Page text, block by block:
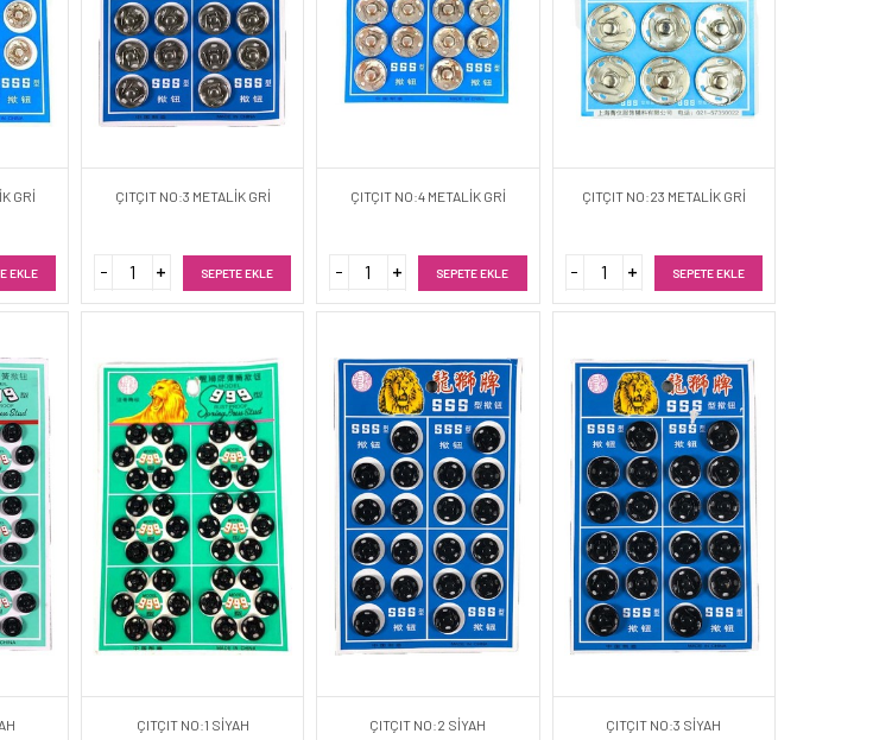
GRİ
EKLE
ÇITÇIT NO:3 METALİK GRİ
SEPETE EKLE
ÇITÇIT NO:4 METALİK GRİ
SEPETE EKLE
ÇITÇIT NO:23 METALİK GRİ
SEPETE EKLE
ÇITÇIT NO:1 SİYAH ÇITÇIT NO:2 SİYAH ÇITÇIT NO:3 SİYAH